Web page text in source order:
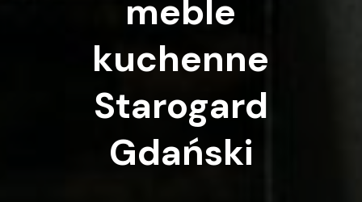
meble
kuchenne
Starogard
Gdański